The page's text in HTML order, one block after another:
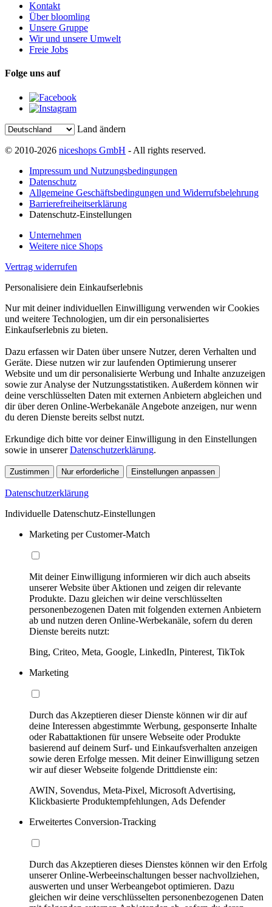
Kontakt
Über bloomling
Unsere Gruppe
Wir und unsere Umwelt
Freie Jobs
Folge uns auf
Land ändern
© 2010-2026 niceshops GmbH - All rights reserved.
Impressum und Nutzungsbedingungen
Datenschutz
Allgemeine Geschäftsbedingungen und Widerrufsbelehrung
Barrierefreiheitserklärung
Datenschutz-Einstellungen
Unternehmen
Weitere nice Shops
Vertrag widerrufen
Personalisiere dein Einkaufserlebnis
Nur mit deiner individuellen Einwilligung verwenden wir Cookies
und weitere Technologien, um dir ein personalisiertes
Einkaufserlebnis zu bieten.
Dazu erfassen wir Daten über unsere Nutzer, deren Verhalten und
Geräte. Diese nutzen wir zur laufenden Optimierung unserer
Website und um dir personalisierte Werbung und Inhalte anzuzeigen
sowie zur Analyse der Nutzungsstatistiken. Außerdem können wir
deine verschlüsselten Daten mit externen Anbietern abgleichen und
dir über deren Online-Werbekanäle Angebote anzeigen, nur wenn
du deren Dienste bereits selbst nutzt.
Erkundige dich bitte vor deiner Einwilligung in den Einstellungen
sowie in unsererDatenschutzerklärung.
Zustimmen Nur erforderliche Einstellungen anpassen
Datenschutzerklärung
Individuelle Datenschutz-Einstellungen
Marketing per Customer-Match
Mit deiner Einwilligung informieren wir dich auch abseits
unserer Website über Aktionen und zeigen dir relevante
Produkte. Dazu gleichen wir deine verschlüsselten
personenbezogenen Daten mit folgenden externen Anbietern
ab und nutzen deren Online-Werbekanäle, sofern du deren
Dienste bereits nutzt:
Bing, Criteo, Meta, Google, LinkedIn, Pinterest, TikTok
Marketing
Durch das Akzeptieren dieser Dienste können wir dir auf
deine Interessen abgestimmte Werbung, gesponserte Inhalte
oder Rabattaktionen für unsere Webseite oder Produkte
basierend auf deinem Surf- und Einkaufsverhalten anzeigen
sowie deren Erfolge messen. Mit deiner Einwilligung setzen
wir auf dieser Webseite folgende Drittdienste ein:
AWIN, Sovendus, Meta-Pixel, Microsoft Advertising,
Klickbasierte Produktempfehlungen, Ads Defender
Erweitertes Conversion-Tracking
Durch das Akzeptieren dieses Dienstes können wir den Erfolg
unserer Online-Werbeeinschaltungen besser nachvollziehen,
auswerten und unser Werbeangebot optimieren. Dazu
gleichen wir deine verschlüsselten personenbezogenen Daten